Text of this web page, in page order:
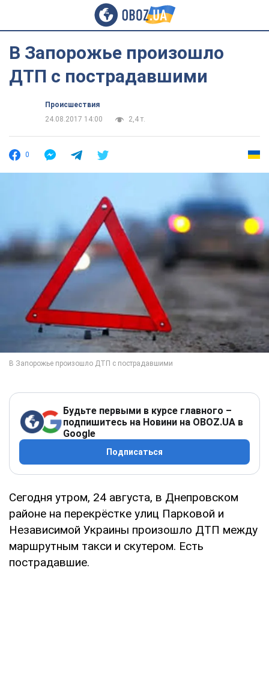
В Запорожье произошло
ДТП с пострадавшими
Происшествия
24.08.2017 14:00
2,4 т.
0
Будьте первыми в курсе главного –
подпишитесь на Новини на OBOZ.UA в
Google
Подписаться
Сегодня утром, 24 августа, в Днепровском
районе на перекрёстке улиц Парковой и
Независимой Украины произошло ДТП между
маршрутным такси и скутером. Есть
пострадавшие.